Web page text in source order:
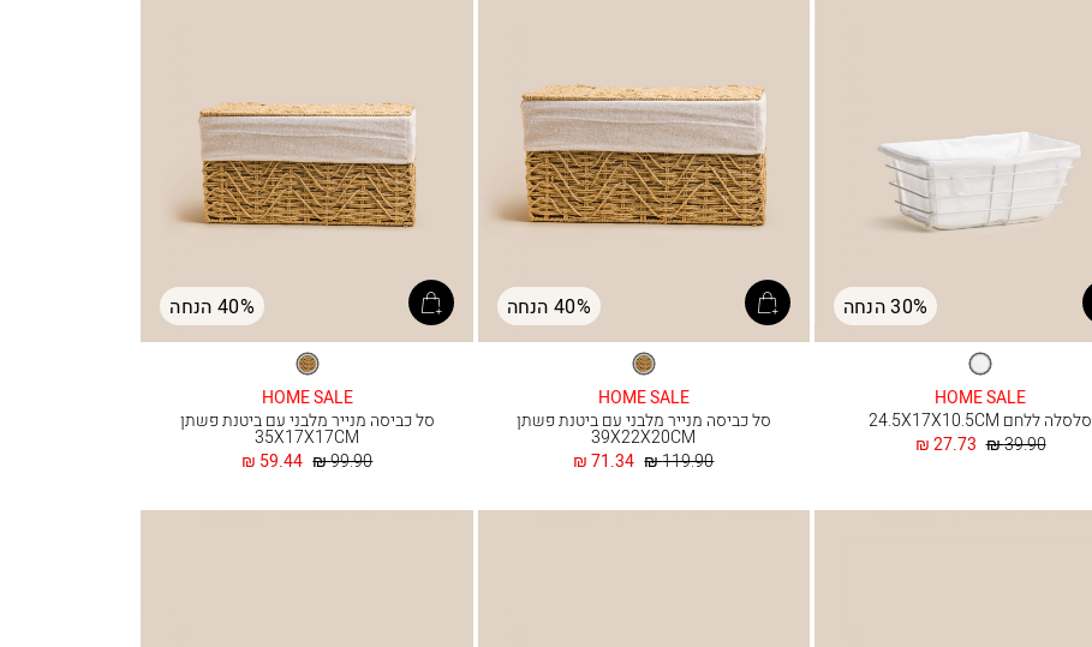
30% הנחה
לבן
HOME SALE
סלסלה ללחם 24.5X17X10.5CM
החל
27.73 ₪ מחיר
39.90 ₪
40% הנחה
טבעי
HOME SALE
סל כביסה מנייר מלבני עם ביטנת פשתן
39X22X20CM
החל
71.34 ₪ מחיר
119.90 ₪
40% הנחה
טבעי
HOME SALE
סל כביסה מנייר מלבני עם ביטנת פשתן
35X17X17CM
החל
59.44 ₪ מחיר
99.90 ₪